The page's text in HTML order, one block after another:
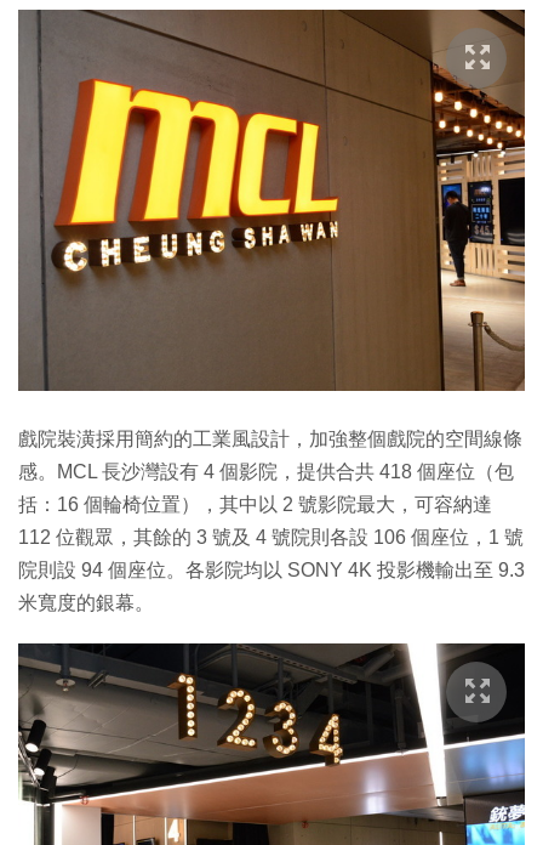
戲院裝潢採用簡約的工業風設計，加強整個戲院的空間線條
感。MCL 長沙灣設有 4 個影院，提供合共 418 個座位（包
括：16 個輪椅位置），其中以 2 號影院最大，可容納達
112 位觀眾，其餘的 3 號及 4 號院則各設 106 個座位，1 號
院則設 94 個座位。各影院均以 SONY 4K 投影機輸出至 9.3
米寬度的銀幕。